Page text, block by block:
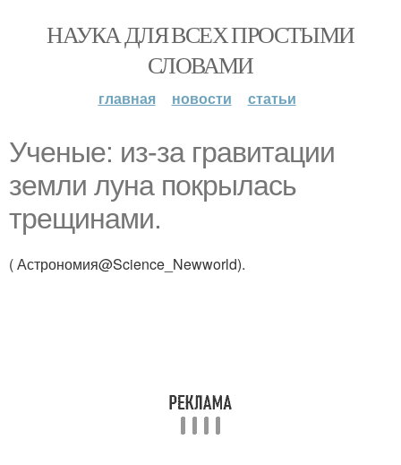
НАУКА ДЛЯ ВСЕХ ПРОСТЫМИ
СЛОВАМИ
главная новости статьи
Ученые: из-за гравитации
земли луна покрылась
трещинами.
( Астрономия@Science_Newworld).